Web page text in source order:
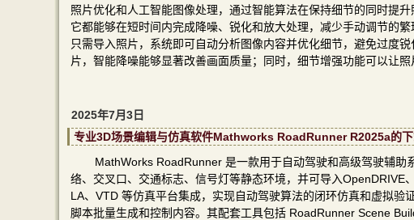
照片优化和人工智能图像处理，通过智能算法在保持细节的同时提
它都能够在短时间内完成降噪、锐化和放大处理，减少手动调节的
只需导入照片，系统即可自动分析图像内容并优化细节，避免过度
片，智能降噪能够显著改善画面质量；同时，细节增强功能可以让
2025年7月3日
专业3D场景编辑与仿真软件Mathworks RoadRunner R2025a的
MathWorks RoadRunner 是一款用于自动驾驶和高级驾驶辅
络、交叉口、交通标志、信号灯等静态环境，并可导入
LA、VTD 等仿真平台集成，实现自动驾驶算法的闭环仿真和虚拟
脚本批量生成和控制内容。其配套工具包括 RoadRunner Scene